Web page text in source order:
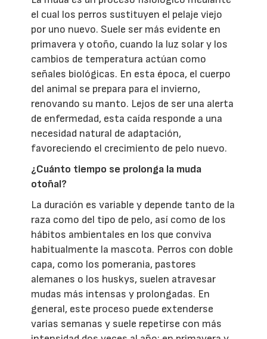
el cual los perros sustituyen el pelaje viejo
por uno nuevo. Suele ser más evidente en
primavera y otoño, cuando la luz solar y los
cambios de temperatura actúan como
señales biológicas. En esta época, el cuerpo
del animal se prepara para el invierno,
renovando su manto. Lejos de ser una alerta
de enfermedad, esta caída responde a una
necesidad natural de adaptación,
favoreciendo el crecimiento de pelo nuevo.
¿Cuánto tiempo se prolonga la muda
otoñal?
La duración es variable y depende tanto de la
raza como del tipo de pelo, así como de los
hábitos ambientales en los que conviva
habitualmente la mascota. Perros con doble
capa, como los pomerania, pastores
alemanes o los huskys, suelen atravesar
mudas más intensas y prolongadas. En
general, este proceso puede extenderse
varias semanas y suele repetirse con más